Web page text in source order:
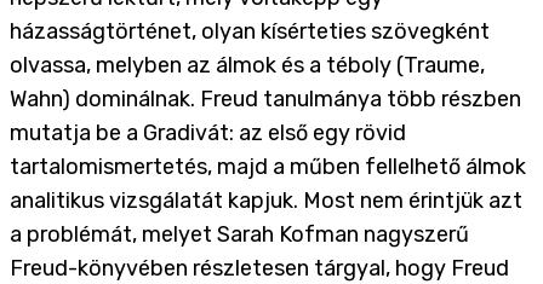
házasságtörténet, olyan kísérteties szövegként
olvassa, melyben az álmok és a téboly (Traume,
Wahn) dominálnak. Freud tanulmánya több részben
mutatja be a Gradivát: az első egy rövid
tartalomismertetés, majd a műben fellelhető álmok
analitikus vizsgálatát kapjuk. Most nem érintjük azt
a problémát, melyet Sarah Kofman nagyszerű
Freud-könyvében részletesen tárgyal, hogy Freud